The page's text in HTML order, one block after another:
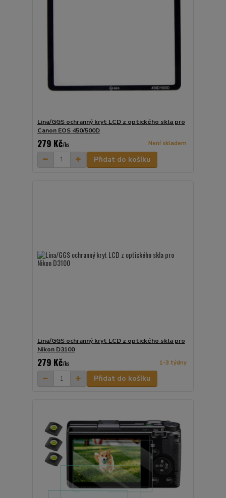
Lina/GGS ochranný kryt LCD z optického skla pro
Canon EOS 450/500D
279 Kč/ks Není skladem
Přidat do košíku
Lina/GGS ochranný kryt LCD z optického skla pro
Nikon D3100
279 Kč/ks 1-3 týdny
Přidat do košíku